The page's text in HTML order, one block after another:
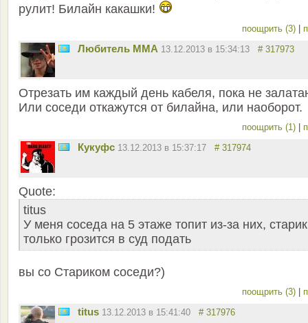
рулит! Билайн какашки!
поощрить (3)
Любитель ММА 13.12.2013 в 15:34:13 # 317973
Отрезать им каждый день кабеля, пока не
Или соседи откажутся от билайна, или наоборот.
поощрить (1)
Кукуфс 13.12.2013 в 15:37:17 # 317974
Quote:
titus
У меня соседа на 5 этаже топит из-за них, старик
только грозится в суд подать
вы со Стариком соседи?)
поощрить (3)
titus 13.12.2013 в 15:41:40 # 317976